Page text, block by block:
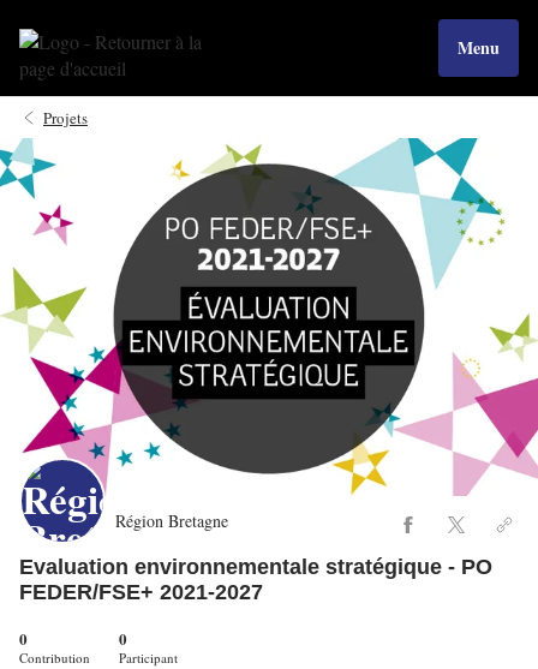
Menu
Projets
Région Bretagne
Evaluation environnementale stratégique - PO
FEDER/FSE+ 2021-2027
0
Contribution
0
Participant